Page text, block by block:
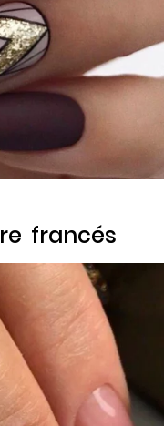
francés